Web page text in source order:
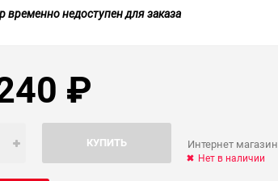
временно недоступен для заказа
₽
КУПИТЬ Интернет магазин
Нет в наличии